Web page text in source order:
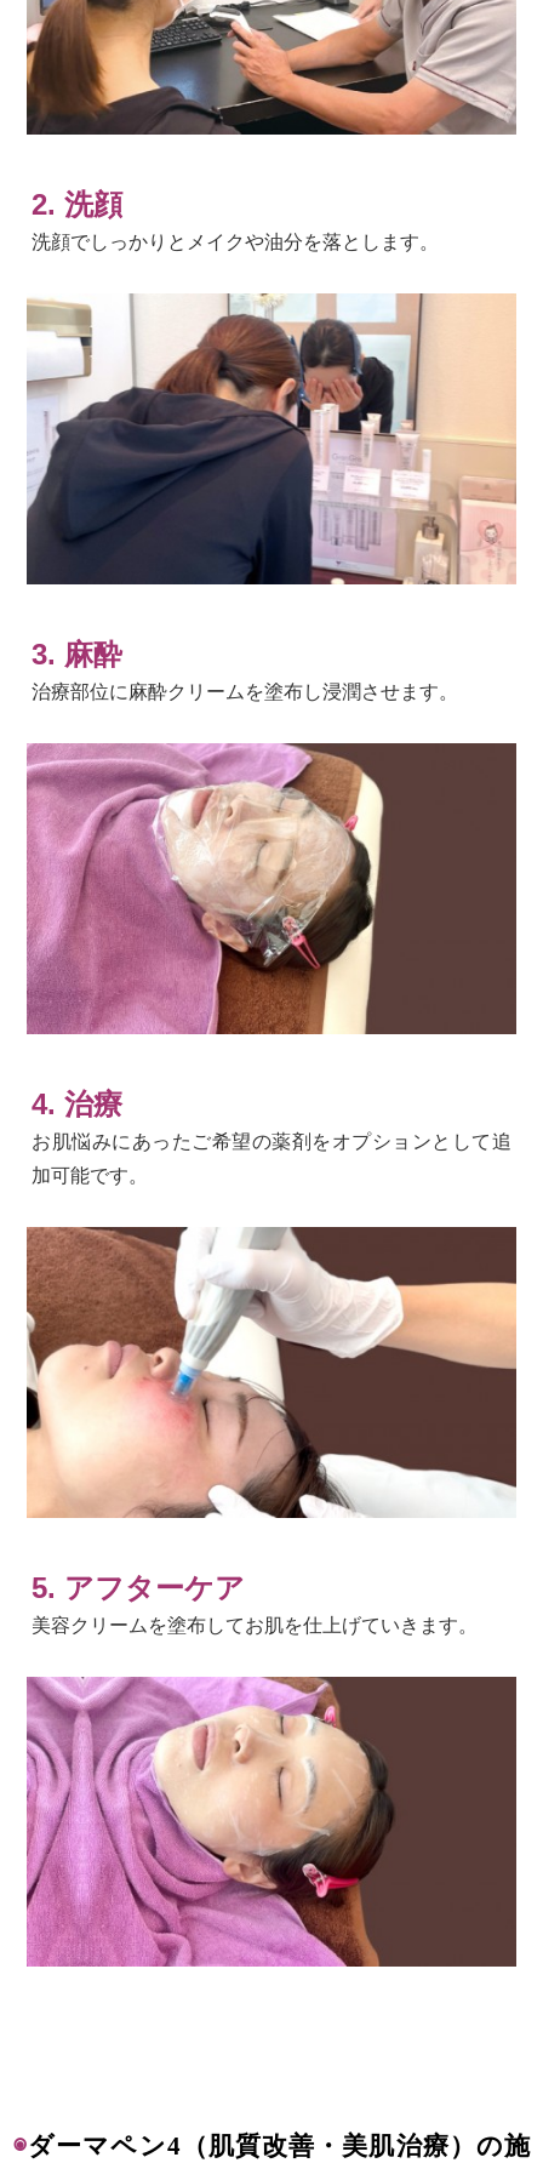
2. 洗顔
洗顔でしっかりとメイクや油分を落とします。
3. 麻酔
治療部位に麻酔クリームを塗布し浸潤させます。
4. 治療
お肌悩みにあったご希望の薬剤をオプションとして追
加可能です。
5. アフターケア
美容クリームを塗布してお肌を仕上げていきます。
◉ダーマペン4（肌質改善・美肌治療）の施